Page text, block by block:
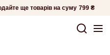
ще товарів на суму 799 ₴